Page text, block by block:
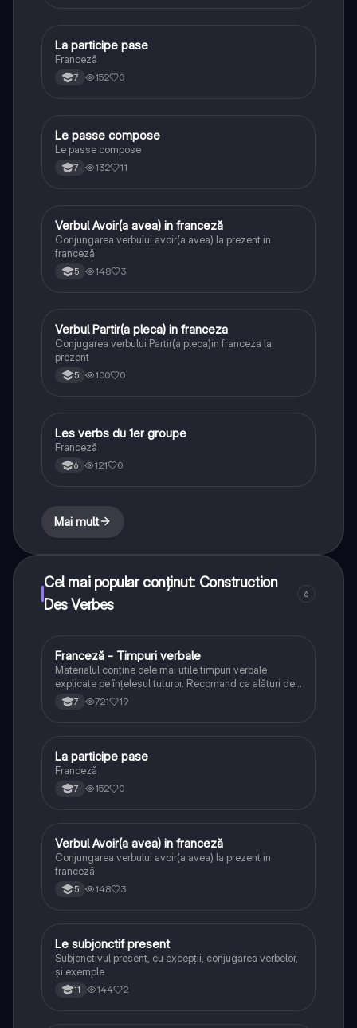
Franceză
La participe pase
Franceză
7 152 0
Franceză
Le passe compose
Le passe compose
7 132 11
Franceză
Verbul Avoir(a avea) in franceză
Conjungarea verbului avoir(a avea) la prezent in
franceză
5 148 3
Franceză
Verbul Partir(a pleca) in franceza
Conjugarea verbului Partir(a pleca)in franceza la
prezent
5 100 0
Franceză
Les verbs du 1er groupe
Franceză
6 121 0
Mai mult
Cel mai popular conținut: Construction
Des Verbes
6
Franceză
Franceză - Timpuri verbale
Materialul conține cele mai utile timpuri verbale
explicate pe înțelesul tuturor. Recomand ca alături de
acest material să folosiți o carte cu exerciții.
7 721 19
Franceză
La participe pase
Franceză
7 152 0
Franceză
Verbul Avoir(a avea) in franceză
Conjungarea verbului avoir(a avea) la prezent in
franceză
5 148 3
Franceză
Le subjonctif present
Subjonctivul present, cu excepții, conjugarea verbelor,
și exemple
11 144 2